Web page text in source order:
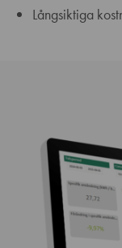
Långsiktiga